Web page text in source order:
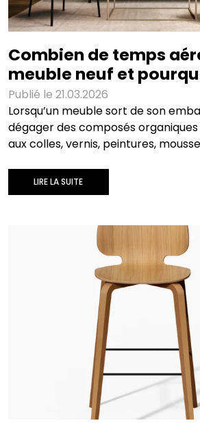
Combien de temps
meuble neuf et
Publié le 21.03.2026
Lorsqu’un meuble sort de son
dégager des composés
aux colles, vernis, peintures,
d’intérieur et peuvent dégrader la
surtout dans les pièces peu
l’exposition et limiter les odeurs lors
Pourquoi aérer : COV, odeurs,
regroupent plusieurs substances
yeux, nez, gorge, et de provoquer
nausées, sensations de gêne
est élevée, notamment dans les
faut garder deux
LIRE LA SUITE